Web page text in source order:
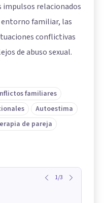
relacionados
familiar, las
conflictivas
de abuso sexual.
familiares
Autoestima
de pareja
1/3